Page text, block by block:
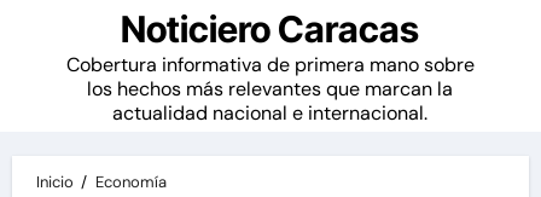
Noticiero Caracas
Cobertura informativa de primera mano sobre
los hechos más relevantes que marcan la
actualidad nacional e internacional.
Inicio
Economía